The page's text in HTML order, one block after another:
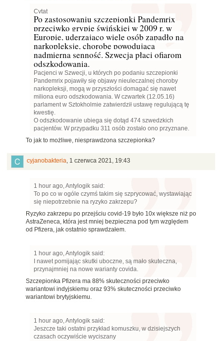
Cytat
Po zastosowaniu szczepionki Pandemrix
przeciwko grypie świńskiej w 2009 r. w
Europie, uderzająco wiele osób zapadło na
narkopleksję, chorobę powodującą
nadmierną senność. Szwecja płaci ofiarom
odszkodowania.
Pacjenci w Szwecji, u których po podaniu szczepionki
Pandemrix pojawiły się objawy nieuleczalnej choroby
narkopleksji, mogą w przyszłości domagać się nawet
miliona euro odszkodowania. W czwartek (12.05.16)
parlament w Sztokholmie zatwierdził ustawę regulującą tę
kwestię.
O odszkodowanie ubiega się dotąd 474 szwedzkich
pacjentów. W przypadku 311 osób zostało ono przyznane.
To jak to możliwe, niesprawdzona szczepionka?
cyjanobakteria, 1 czerwca 2021, 19:43
1 hour ago, Antylogik said:
To po co w ogóle czymś takim się szprycować, wystawiając
się niepotrzebnie na ryzyko zakrzepu?
Ryzyko zakrzepu po przejściu covid-19 było 10x większe niż po
AstraZeneca, która jest mniej bezpieczna pod tym względem
od Pfizera, jak ostatnio sprawdzałem.
1 hour ago, Antylogik said:
I nawet pomijając skutki uboczne, są mało skuteczna,
przynajmniej na nowe warianty covida.
Szczepionka Pfizera ma 88% skuteczności przeciwko
wariantowi indyjskiemu oraz 93% skuteczności przeciwko
wariantowi brytyjskiemu.
1 hour ago, Antylogik said:
Jeszcze taki ostatni przykład komuszku, w dzisiejszych
czasach oczywiście wyciszany